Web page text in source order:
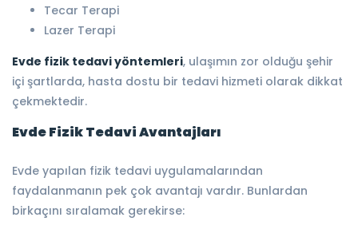
Tecar Terapi
Lazer Terapi
Evde fizik tedavi yöntemleri, ulaşımın zor olduğu şehir
içi şartlarda, hasta dostu bir tedavi hizmeti olarak dikkat
çekmektedir.
Evde Fizik Tedavi Avantajları
Evde yapılan fizik tedavi uygulamalarından
faydalanmanın pek çok avantajı vardır. Bunlardan
birkaçını sıralamak gerekirse: